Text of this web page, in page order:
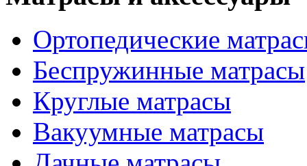
Ортопедические
Беспружинные матрасы
Круглые матрасы
Вакуумные матрасы